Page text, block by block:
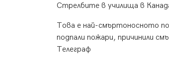
Стрелбите в училища в
Това е най-смъртоносното
подпали пожари, причинили
Телеграф